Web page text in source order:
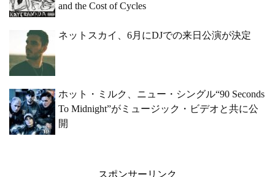
and the Cost of Cycles
ネットスカイ、6月にDJでの来日公演が決定
ホット・ミルク、ニュー・シングル“90 Seconds
To Midnight”がミュージック・ビデオと共に公
開
スポンサーリンク